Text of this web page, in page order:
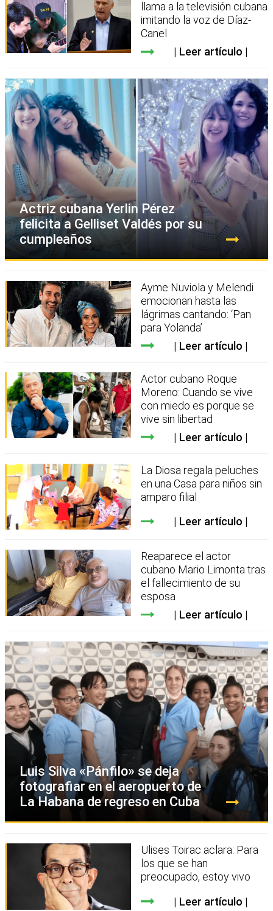
llama a la televisión cubana
imitando la voz de Díaz-
Canel
Leer artículo
Actriz cubana Yerlin Pérez
felicita a Gelliset Valdés por su
cumpleaños
Ayme Nuviola y Melendi
emocionan hasta las
lágrimas cantando: ‘Pan
para Yolanda’
Leer artículo
Actor cubano Roque
Moreno: Cuando se vive
con miedo es porque se
vive sin libertad
Leer artículo
La Diosa regala peluches
en una Casa para niños sin
amparo filial
Leer artículo
Reaparece el actor
cubano Mario Limonta tras
el fallecimiento de su
esposa
Leer artículo
Luis Silva «Pánfilo» se deja
fotografiar en el aeropuerto de
La Habana de regreso en Cuba
Ulises Toirac aclara: Para
los que se han
preocupado, estoy vivo
Leer artículo